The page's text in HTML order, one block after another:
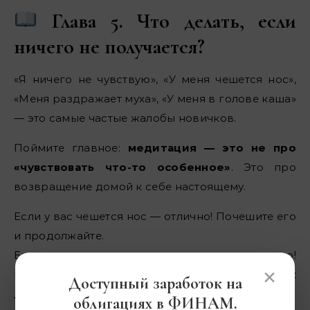
Глава 5. Что делать, если
ничего не получается?
«Я ничего не чувствую», «У меня чешется нос»,
«Меня раздражает муха», «У меня в голове каша»
— это самые частые жалобы новичков.
Поймите главное: медитация — это не про
«чувствовать что-то особенное». Это про
возвращение домой к себе настоящему.
Если у вас чешется нос — отлично! Почешите его
и продолжайте.
Если вас отвлекает муха — замечательно!
Послушайте её жужжание, а потом вернитесь к
дыханию.
×
Доступный заработок на
облигациях в ФИНАМ.